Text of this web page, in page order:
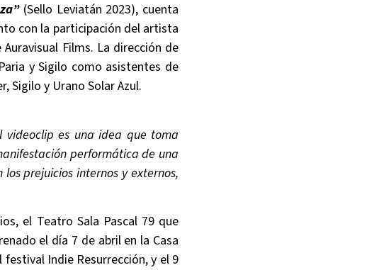
(Sello Leviatán 2023), cuenta
con la participación del artista
Films. La dirección de
y Sigilo como asistentes de
Sigilo y Urano Solar Azul.
videoclip es una idea que toma
performática de una
prejuicios internos y externos,
el Teatro Sala Pascal 79 que
el día 7 de abril en la Casa
Indie Resurrección, y el 9